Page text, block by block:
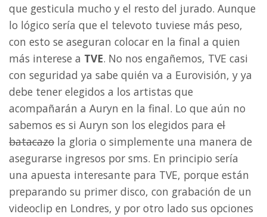
que gesticula mucho y el resto del jurado. Aunque
lo lógico sería que el televoto tuviese más peso,
con esto se aseguran colocar en la final a quien
más interese a TVE. No nos engañemos, TVE casi
con seguridad ya sabe quién va a Eurovisión, y ya
debe tener elegidos a los artistas que
acompañarán a Auryn en la final. Lo que aún no
sabemos es si Auryn son los elegidos para el
batacazo la gloria o simplemente una manera de
asegurarse ingresos por sms. En principio sería
una apuesta interesante para TVE, porque están
preparando su primer disco, con grabación de un
videoclip en Londres, y por otro lado sus opciones